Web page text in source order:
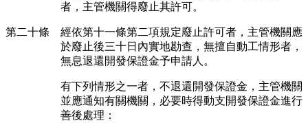
者，主管機關得廢止其許可。
第二十條 經依第十一條第二項規定廢止許可者，主管機關應
於廢止後三十日內實地勘查，無擅自動工情形者，
無息退還開發保證金予申請人。
有下列情形之一者，不退還開發保證金，主管機關
並應通知有關機關，必要時得動支開發保證金進行
善後處理：